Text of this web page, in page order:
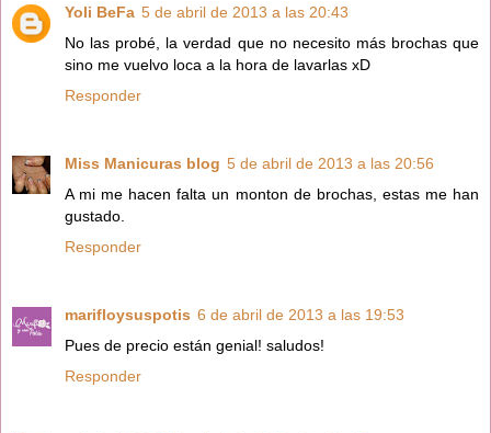
Yoli BeFa 5 de abril de 2013 a las 20:43
No las probé, la verdad que no necesito más brochas que
sino me vuelvo loca a la hora de lavarlas xD
Responder
Miss Manicuras blog 5 de abril de 2013 a las 20:56
A mi me hacen falta un monton de brochas, estas me han
gustado.
Responder
marifloysuspotis 6 de abril de 2013 a las 19:53
Pues de precio están genial! saludos!
Responder